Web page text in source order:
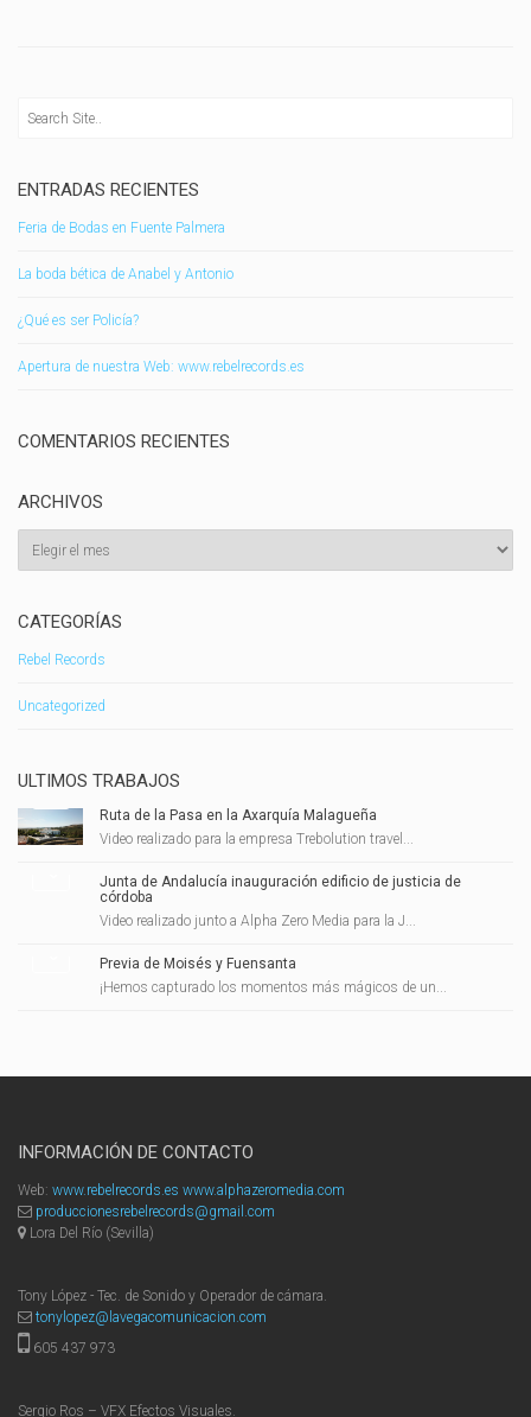
ENTRADAS RECIENTES
Feria de Bodas en Fuente Palmera
La boda bética de Anabel y Antonio
¿Qué es ser Policía?
Apertura de nuestra Web: www.rebelrecords.es
COMENTARIOS RECIENTES
ARCHIVOS
CATEGORÍAS
Rebel Records
Uncategorized
ULTIMOS TRABAJOS
Ruta de la Pasa en la Axarquía Malagueña
Video realizado para la empresa Trebolution travel...
Junta de Andalucía inauguración edificio de justicia de
córdoba
Video realizado junto a Alpha Zero Media para la J...
Previa de Moisés y Fuensanta
¡Hemos capturado los momentos más mágicos de un...
INFORMACIÓN DE CONTACTO
Web: www.rebelrecords.es www.alphazeromedia.com
produccionesrebelrecords@gmail.com
Lora Del Río (Sevilla)
Tony López - Tec. de Sonido y Operador de cámara.
tonylopez@lavegacomunicacion.com
605 437 973
Sergio Ros – VFX Efectos Visuales.